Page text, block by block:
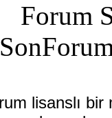
Forum
lisanslı bir